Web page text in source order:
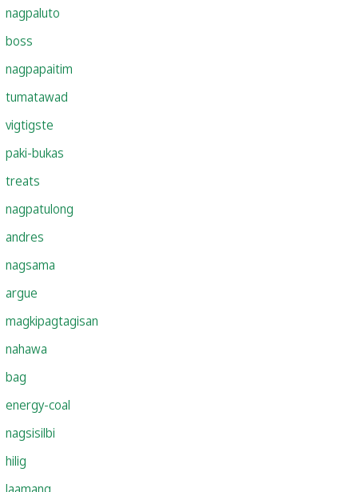
nagpaluto
boss
nagpapaitim
tumatawad
vigtigste
paki-bukas
treats
nagpatulong
andres
nagsama
argue
magkipagtagisan
nahawa
bag
energy-coal
nagsisilbi
hilig